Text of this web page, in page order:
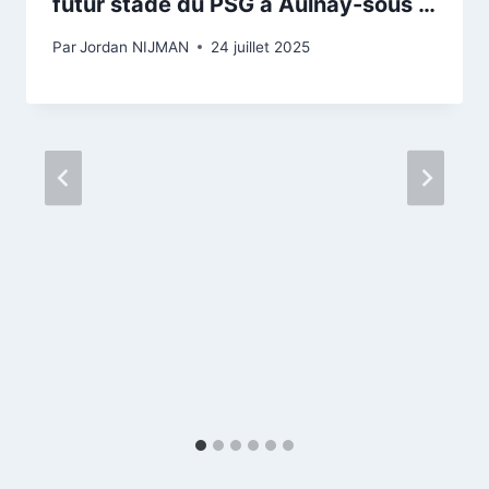
ParJordan NIJMAN 24 juillet 2025